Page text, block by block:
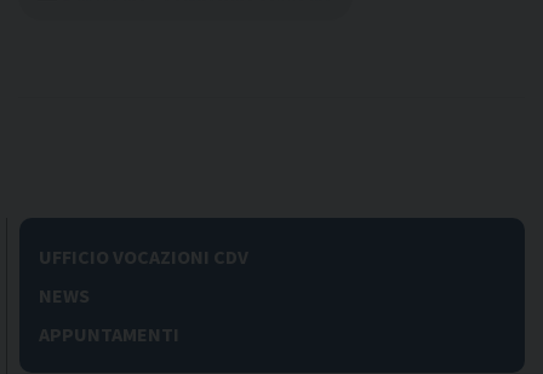
UFFICIO VOCAZIONI CDV
NEWS
APPUNTAMENTI